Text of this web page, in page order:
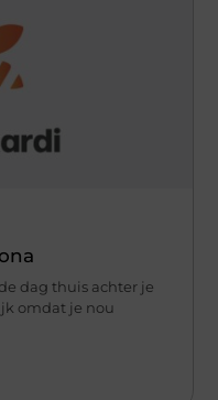
dag thuis achter je
omdat je nou